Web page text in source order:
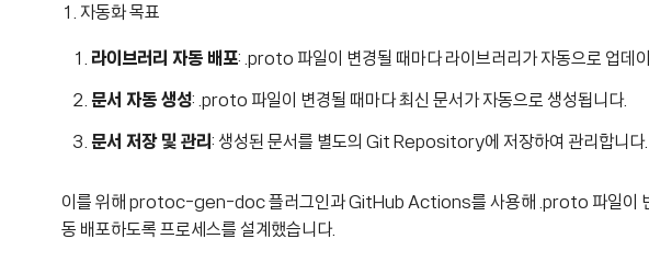
1. 자동화 목표
라이브러리 자동 배포: .proto 파일이 변경될 때마다 라이브러리가 자동으로 업데
문서 자동 생성: .proto 파일이 변경될 때마다 최신 문서가 자동으로 생성됩니다.
문서 저장 및 관리: 생성된 문서를 별도의 Git Repository에 저장하여 관리합니다.
이를 위해 protoc-gen-doc 플러그인과 GitHub Actions를 사용해 .proto 파일이 변
동 배포하도록 프로세스를 설계했습니다.